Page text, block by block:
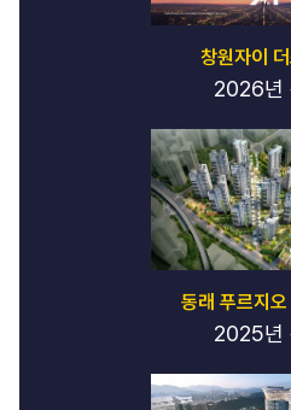
창원자이 더
2026년
동래 푸르지오
2025년